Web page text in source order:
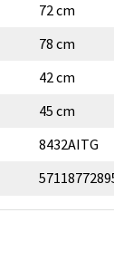
72 cm
78 cm
42 cm
45 cm
8432AITG